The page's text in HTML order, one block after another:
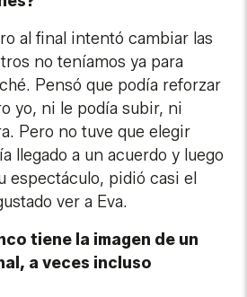
al final intentó cambiar las
no teníamos ya para
Pensó que podía reforzar
yo, ni le podía subir, ni
Pero no tuve que elegir
llegado a un acuerdo y luego
espectáculo, pidió casi el
ver a Eva.
tiene la imagen de un
a veces incluso